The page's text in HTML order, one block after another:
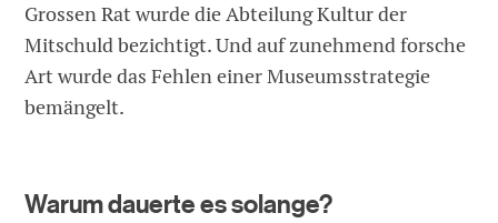
Grossen Rat wurde die Abteilung Kultur der
Mitschuld bezichtigt. Und auf zunehmend forsche
Art wurde das Fehlen einer Museumsstrategie
bemängelt.
Warum dauerte es solange?